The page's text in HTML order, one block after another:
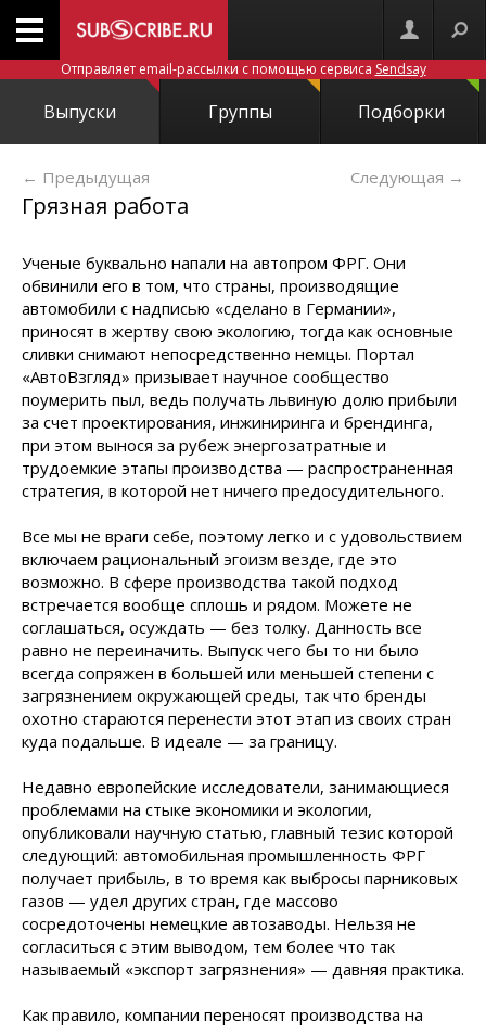
Отправляет email-рассылки с помощью сервиса Sendsay
Выпуски Группы Подборки
← Предыдущая Следующая →
Грязная работа
Ученые буквально напали на автопром ФРГ. Они
обвинили его в том, что страны, производящие
автомобили с надписью «сделано в Германии»,
приносят в жертву свою экологию, тогда как основные
сливки снимают непосредственно немцы. Портал
«АвтоВзгляд» призывает научное сообщество
поумерить пыл, ведь получать львиную долю прибыли
за счет проектирования, инжиниринга и брендинга,
при этом вынося за рубеж энергозатратные и
трудоемкие этапы производства — распространенная
стратегия, в которой нет ничего предосудительного.
Все мы не враги себе, поэтому легко и с удовольствием
включаем рациональный эгоизм везде, где это
возможно. В сфере производства такой подход
встречается вообще сплошь и рядом. Можете не
соглашаться, осуждать — без толку. Данность все
равно не переиначить. Выпуск чего бы то ни было
всегда сопряжен в большей или меньшей степени с
загрязнением окружающей среды, так что бренды
охотно стараются перенести этот этап из своих стран
куда подальше. В идеале — за границу.
Недавно европейские исследователи, занимающиеся
проблемами на стыке экономики и экологии,
опубликовали научную статью, главный тезис которой
следующий: автомобильная промышленность ФРГ
получает прибыль, в то время как выбросы парниковых
газов — удел других стран, где массово
сосредоточены немецкие автозаводы. Нельзя не
согласиться с этим выводом, тем более что так
называемый «экспорт загрязнения» — давняя практика.
Как правило, компании переносят производства на